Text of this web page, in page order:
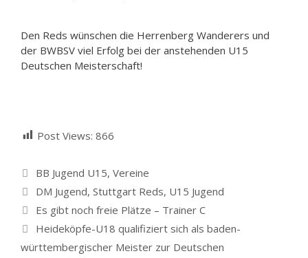
Den Reds wünschen die Herrenberg Wanderers und
der BWBSV viel Erfolg bei der anstehenden U15
Deutschen Meisterschaft!
Post Views: 866
Kategorien
BB Jugend U15, Vereine
Schlagwörter
DM Jugend, Stuttgart Reds, U15 Jugend
Es gibt noch freie Plätze – Trainer C
Heideköpfe-U18 qualifiziert sich als baden-
württembergischer Meister zur Deutschen